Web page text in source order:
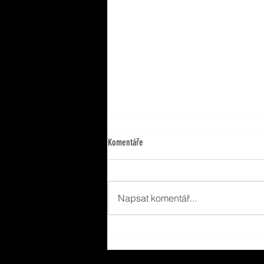
Komentáře
Napsat komentář...